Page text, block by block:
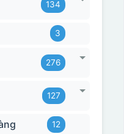
134
3
276
127
12